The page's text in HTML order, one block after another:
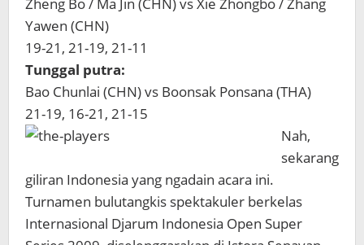
Yawen (CHN)
19-21, 21-19, 21-11
Tunggal putra:
Bao Chunlai (CHN) vs Boonsak Ponsana (THA)
21-19, 16-21, 21-15
Nah,
sekarang
giliran Indonesia yang ngadain acara ini.
Turnamen bulutangkis spektakuler berkelas
Internasional Djarum Indonesia Open Super